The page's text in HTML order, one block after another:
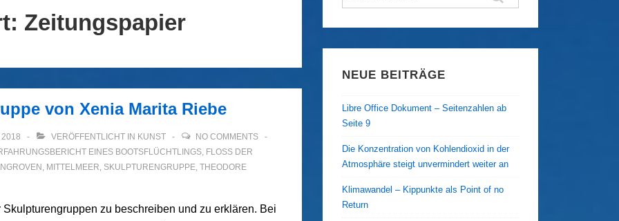
Zeitungspapier
von Xenia Marita Riebe
2018 VERÖFFENTLICHT IN KUNST
NO COMMENTS
EINES BOOTSFLÜCHTLINGS FLOSS DER M
MITTELMEER SKULPTURENGRUPPE THEODORE
zu beschreiben und zu erklären. Bei
nach:
NEUE BEITRÄGE
Libre Office Dokument – Seitenzahlen ab
Seite 9
Die Konzentration von Kohlendioxid in der
Atmosphäre steigt unvermindert weiter an
Klimawandel – Kippunkte als Point of no
Return